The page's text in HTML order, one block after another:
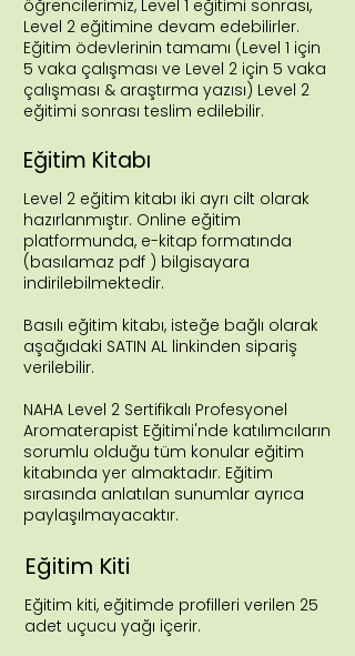
öğrencilerimiz, Level 1 eğitimi sonrası,
Level 2 eğitimine devam edebilirler.
Eğitim ödevlerinin tamamı (Level 1 için
5 vaka çalışması ve Level 2 için 5 vaka
çalışması & araştırma yazısı) Level 2
eğitimi sonrası teslim edilebilir.
Eğitim Kitabı
Level 2 eğitim kitabı iki ayrı cilt olarak
hazırlanmıştır. Online eğitim
platformunda, e-kitap formatında
(basılamaz pdf ) bilgisayara
indirilebilmektedir.
Basılı eğitim kitabı, isteğe bağlı olarak
aşağıdaki SATIN AL linkinden sipariş
verilebilir.
NAHA Level 2 Sertifikalı Profesyonel
Aromaterapist Eğitimi'nde katılımcıların
sorumlu olduğu tüm konular eğitim
kitabında yer almaktadır. Eğitim
sırasında anlatılan sunumlar ayrıca
paylaşılmayacaktır.
Eğitim Kiti
Eğitim kiti, eğitimde profilleri verilen 25
adet uçucu yağı içerir.